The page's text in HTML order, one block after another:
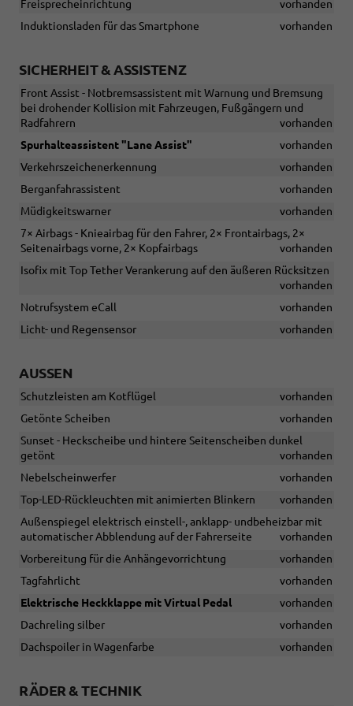
Freisprecheinrichtung
vorhanden
Induktionsladen für das Smartphone
vorhanden
SICHERHEIT & ASSISTENZ
Front Assist - Notbremsassistent mit Warnung und Bremsung
bei drohender Kollision mit Fahrzeugen, Fußgängern und
Radfahrern
vorhanden
Spurhalteassistent "Lane Assist"
vorhanden
Verkehrszeichenerkennung
vorhanden
Berganfahrassistent
vorhanden
Müdigkeitswarner
vorhanden
7× Airbags - Knieairbag für den Fahrer, 2× Frontairbags, 2×
Seitenairbags vorne, 2× Kopfairbags
vorhanden
Isofix mit Top Tether Verankerung auf den äußeren Rücksitzen
vorhanden
Notrufsystem eCall
vorhanden
Licht- und Regensensor
vorhanden
AUSSEN
Schutzleisten am Kotflügel
vorhanden
Getönte Scheiben
vorhanden
Sunset - Heckscheibe und hintere Seitenscheiben dunkel
getönt
vorhanden
Nebelscheinwerfer
vorhanden
Top-LED-Rückleuchten mit animierten Blinkern
vorhanden
Außenspiegel elektrisch einstell-, anklapp- undbeheizbar mit
automatischer Abblendung auf der Fahrerseite
vorhanden
Vorbereitung für die Anhängevorrichtung
vorhanden
Tagfahrlicht
vorhanden
Elektrische Heckklappe mit Virtual Pedal
vorhanden
Dachreling silber
vorhanden
Dachspoiler in Wagenfarbe
vorhanden
RÄDER & TECHNIK